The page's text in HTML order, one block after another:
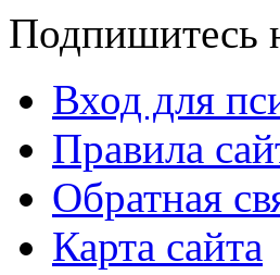
Подпишитесь
Вход для
Правила
Обратная
Карта сайта